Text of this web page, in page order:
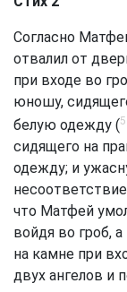
Согласно
отвалил от
при входе во
юношу,
белую одежду (5
сидящего на
одежду; и
что Матфей
войдя во гроб,
на камне при
двух ангелов и